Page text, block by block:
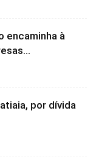
encaminha à
por dívida